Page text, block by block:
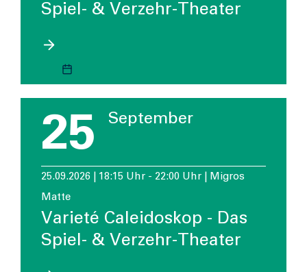
Spiel- & Verzehr-Theater
25 September
25.09.2026 | 18:15 Uhr - 22:00 Uhr | Migros
Matte
Varieté Caleidoskop - Das
Spiel- & Verzehr-Theater